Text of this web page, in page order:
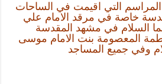
التي اقيمت في الساحات
خاصة في مرقد الامام علي
السلام في مشهد المقدسة
المعصومة بنت الامام موسى
وفي جميع المساجد